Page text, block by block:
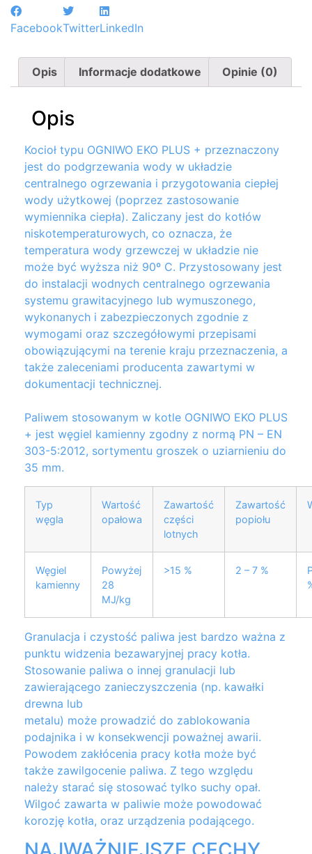
FacebookTwitterLinkedIn
Opis Informacje dodatkowe Opinie (0)
Opis
Kocioł typu OGNIWO EKO PLUS + przeznaczony
jest do podgrzewania wody w układzie
centralnego ogrzewania i przygotowania ciepłej
wody użytkowej (poprzez zastosowanie
wymiennika ciepła). Zaliczany jest do kotłów
niskotemperaturowych, co oznacza, że
temperatura wody grzewczej w układzie nie
może być wyższa niż 90º C. Przystosowany jest
do instalacji wodnych centralnego ogrzewania
systemu grawitacyjnego lub wymuszonego,
wykonanych i zabezpieczonych zgodnie z
wymogami oraz szczegółowymi przepisami
obowiązującymi na terenie kraju przeznaczenia, a
także zaleceniami producenta zawartymi w
dokumentacji technicznej.
Paliwem stosowanym w kotle OGNIWO EKO PLUS
+ jest węgiel kamienny zgodny z normą PN – EN
303-5:2012, sortymentu groszek o uziarnieniu do
35 mm.
Typ
węgla
Wartość
opałowa
Zawartość
części
lotnych
Zawartość
popiołu
Węgiel
kamienny
Powyżej
28
MJ/kg
>15 % 2 – 7 %
Granulacja i czystość paliwa jest bardzo ważna z
punktu widzenia bezawaryjnej pracy kotła.
Stosowanie paliwa o innej granulacji lub
zawierającego zanieczyszczenia (np. kawałki
drewna lub
metalu) może prowadzić do zablokowania
podajnika i w konsekwencji poważnej awarii.
Powodem zakłócenia pracy kotła może być
także zawilgocenie paliwa. Z tego względu
należy starać się stosować tylko suchy opał.
Wilgoć zawarta w paliwie może powodować
korozję kotła, oraz urządzenia podającego.